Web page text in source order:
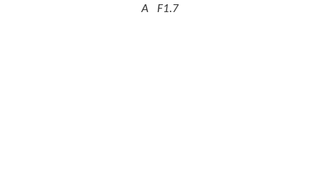
A F1.7